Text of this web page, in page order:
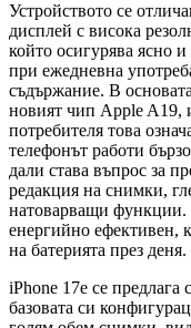
Устройството се
дисплей с висока
който осигурява ясно
при ежедневна
съдържание. В
новият чип Apple A19,
потребителя това
телефонът работи
дали става въпрос за
редакция на снимки,
натоварващи
енергийно ефективен,
на батерията през деня.
iPhone 17e се
базовата си